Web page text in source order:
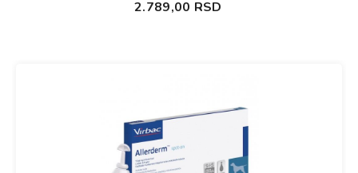
2.789,00 RSD